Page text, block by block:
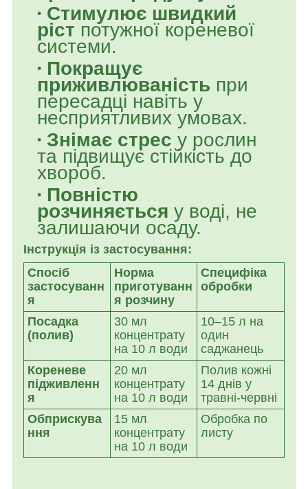
Стимулює швидкий
ріст потужної кореневої
системи.
Покращує
приживлюваність при
пересадці навіть у
несприятливих умовах.
Знімає стрес у рослин
та підвищує стійкість до
хвороб.
Повністю
розчиняється у воді, не
залишаючи осаду.
Інструкція із застосування:
Спосіб
застосуванн
я
Норма
приготуванн
я розчину
Специфіка
обробки
Посадка
(полив)
30 мл
концентрату
на 10 л води
10–15 л на
один
саджанець
Кореневе
підживленн
я
20 мл
концентрату
на 10 л води
Полив кожні
14 днів у
травні-червні
Обприскува
ння
15 мл
концентрату
на 10 л води
Обробка по
листу